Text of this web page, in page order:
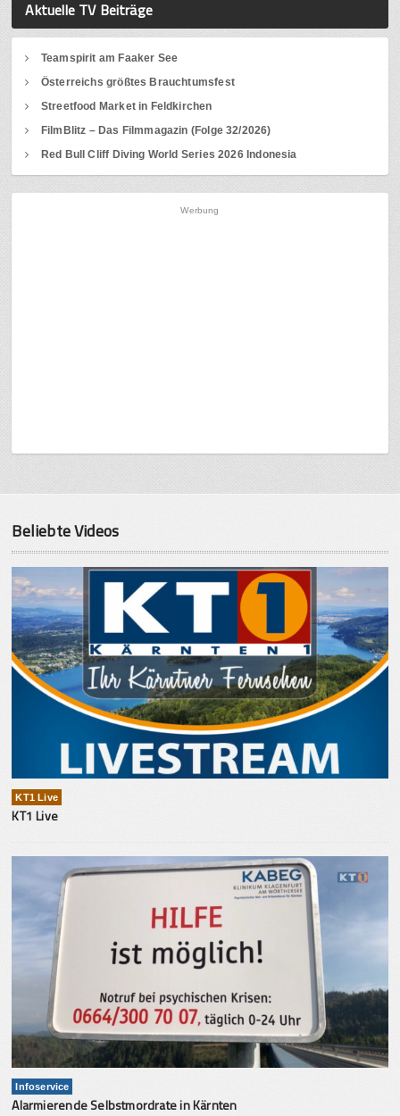
Aktuelle TV Beiträge
Teamspirit am Faaker See
Österreichs größtes Brauchtumsfest
Streetfood Market in Feldkirchen
FilmBlitz – Das Filmmagazin (Folge 32/2026)
Red Bull Cliff Diving World Series 2026 Indonesia
Werbung
Beliebte Videos
KT1 Live
KT1 Live
Infoservice
Alarmierende Selbstmordrate in Kärnten